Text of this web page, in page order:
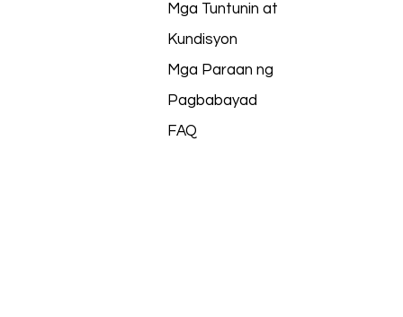
Mga Tuntunin at
Kundisyon
Mga Paraan ng
Pagbabayad
FAQ